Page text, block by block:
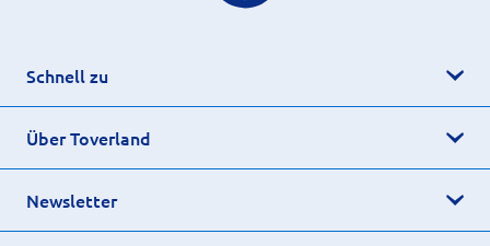
Schnell zu
Über Toverland
Newsletter